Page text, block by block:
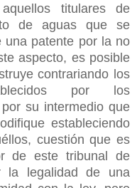
titulares de
de aguas que se
una patente por la no
aspecto, es posible
contrariando los
por los
su intermedio que
estableciendo
cuestión que es
de este tribunal de
la legalidad de una